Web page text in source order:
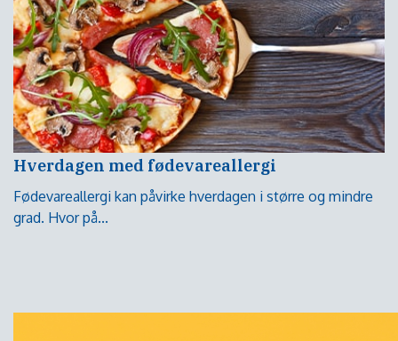
Hverdagen med fødevareallergi
Fødevareallergi kan påvirke hverdagen i større og mindre
grad. Hvor på...